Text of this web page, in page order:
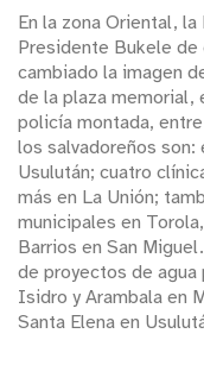
En la zona Oriental,
Presidente Bukele
cambiado la imagen
de la plaza memorial,
policía montada,
los salvadoreños son:
Usulután; cuatro
más en La Unión;
municipales en
Barrios en San
de proyectos de
Isidro y Arambala en
Santa Elena en